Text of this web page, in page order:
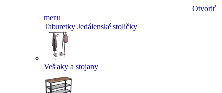
Otvoriť
menu
Taburetky Jedálenské stoličky
Vešiaky a stojany